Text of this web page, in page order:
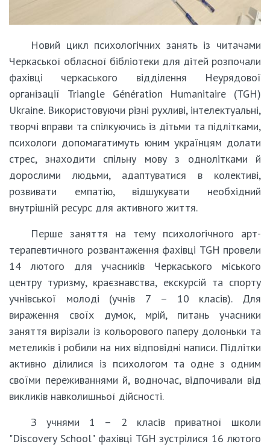
Новий цикл психологічних занять із читачами
Черкаської обласної бібліотеки для дітей розпочали
фахівці черкаського відділення Неурядової
організації Triangle Génération Humanitaire (TGH)
Ukraine. Використовуючи різні рухливі, інтелектуальні,
творчі вправи та спілкуючись із дітьми та підлітками,
психологи допомагатимуть юним українцям долати
стрес, знаходити спільну мову з однолітками й
дорослими людьми, адаптуватися в колективі,
розвивати емпатію, відшукувати необхідний
внутрішній ресурс для активного життя.
Перше заняття на тему психологічного арт-
терапевтичного розвантаження фахівці TGH провели
14 лютого для учасників Черкаського міського
центру туризму, краєзнавства, екскурсій та спорту
учнівської молоді (учнів 7 – 10 класів). Для
вираження своїх думок, мрій, питань учасники
заняття вирізали із кольорового паперу долоньки та
метеликів і робили на них відповідні написи. Підлітки
активно ділилися із психологом та одне з одним
своїми переживаннями й, водночас, відпочивали від
викликів навколишньої дійсності.
З учнями 1 – 2 класів приватної школи
"Discovery School" фахівці TGH зустрілися 16 лютого